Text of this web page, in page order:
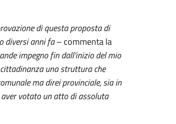
di questa proposta di
diversi anni fa– commenta la
impegno fin dall’inizio del mio
una struttura che
ma direi provinciale, sia in
votato un atto di assoluta